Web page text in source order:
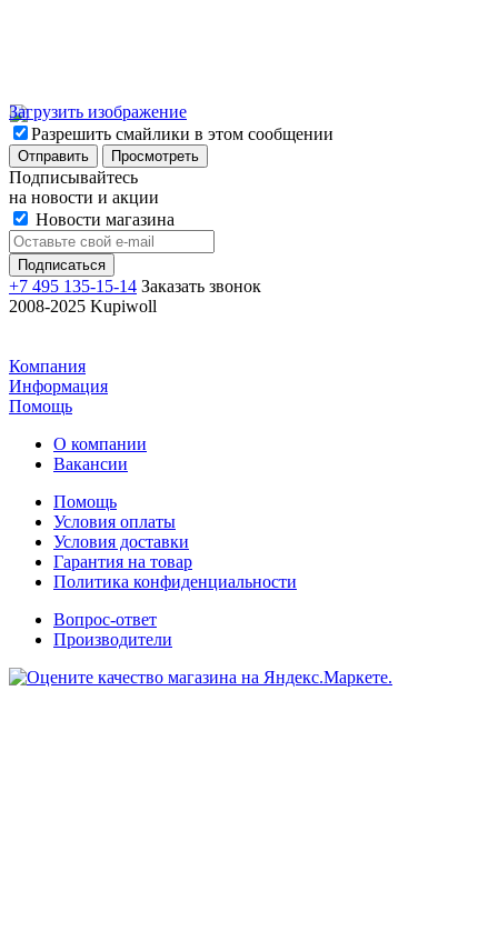
Загрузить изображение
Разрешить смайлики в этом сообщении
Подписывайтесь
на новости и акции
Новости магазина
+7 495 135-15-14 Заказать звонок
2008-2025 Kupiwoll
Компания
Информация
Помощь
О компании
Вакансии
Помощь
Условия оплаты
Условия доставки
Гарантия на товар
Политика конфиденциальности
Вопрос-ответ
Производители